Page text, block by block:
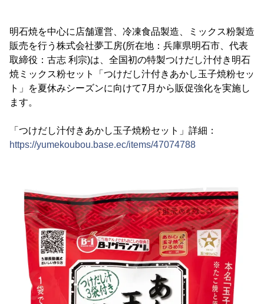
明石焼を中心に店舗運営、冷凍食品製造、ミックス粉製造
販売を行う株式会社夢工房(所在地：兵庫県明石市、代表
取締役：古志 利宗)は、全国初の特製つけだし汁付き明石
焼ミックス粉セット「つけだし汁付きあかし玉子焼粉セッ
ト」を夏休みシーズンに向けて7月から販促強化を実施し
ます。
「つけだし汁付きあかし玉子焼粉セット」詳細：
https://yumekoubou.base.ec/items/47074788